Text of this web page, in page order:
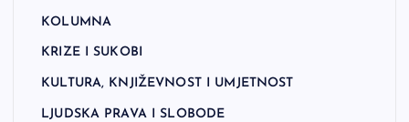
KOLUMNA
KRIZE I SUKOBI
KULTURA, KNJIŽEVNOST I UMJETNOST
LJUDSKA PRAVA I SLOBODE